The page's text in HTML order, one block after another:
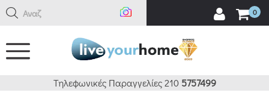
Αναζήτη 0
Τηλεφωνικές Παραγγελίες 210 5757499